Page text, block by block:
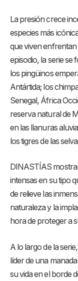
La presión crece
especies más
que viven enfrentan
episodio, la serie se
los pingüinos
Antártida; los
Senegal, África
reserva natural de
en las llanuras
los tigres de las
DINASTÍAS
intensas en su tipo
de relieve las
naturaleza y la
hora de proteger a
A lo largo de la
líder de una
su vida en el borde